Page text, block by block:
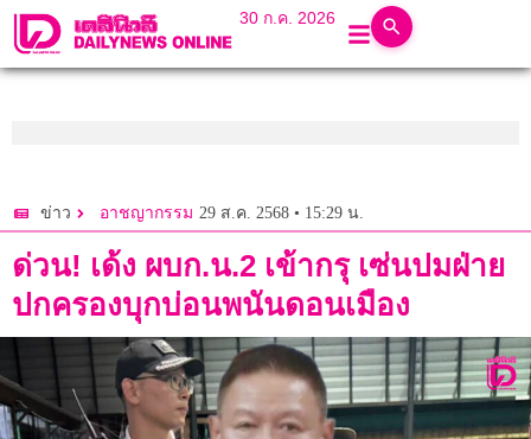
30 ก.ค. 2026
ข่าว อาชญากรรม 29 ส.ค. 2568 • 15:29 น.
ด่วน! เด้ง ผบก.น.2 เข้ากรุ เซ่นปมฝ่าย
ปกครองบุกบ่อนพนันดอนเมือง